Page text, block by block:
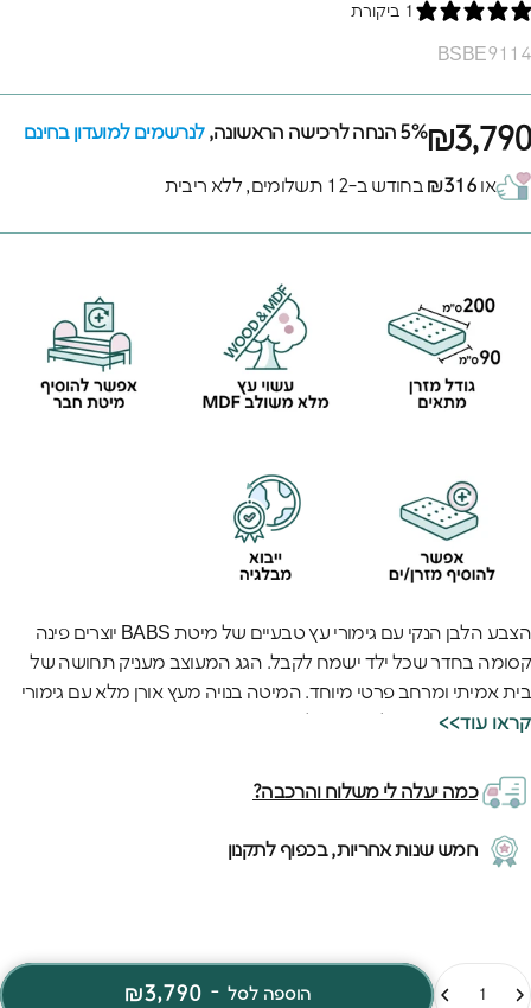
1 ביקורת
BSBE9114
₪3,7905% הנחה לרכישה הראשונה, לנרשמים למועדון בחינם
או₪316 בחודש ב-12 תשלומים, ללא ריבית
הצבע הלבן הנקי עם גימורי עץ טבעיים של מיטת BABS יוצרים פינה
קסומה בחדר שכל ילד ישמח לקבל. הגג המעוצב מעניק תחושה של
בית אמיתי ומרחב פרטי מיוחד. המיטה בנויה מעץ אורן מלא עם גימורי
MDF איכותיים - שילוב שנותן למיטה את החוזק והיופי שהיא צריכה.
מיוחד. האיכות האירופאית של המיטה מורגשת בכל פרט - מהצביעה
האחידה והחלקה ועד לחיבורים החזקים שמבטיחים יציבות מושלמת.
החומרים האיכותיים וההרכבה המדויקת מבטיחים שהמיטה תחזיק
מעמד לאורך שנים, גם עם שימוש יומיומי אינטנסיבי של ילדים פעילים.
<<קראו עוד
כמה יעלה לי משלוח והרכבה?
חמש שנות אחריות, בכפוף לתקנון
הוספה לסל -
₪3,790